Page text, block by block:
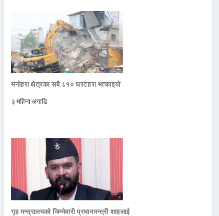
मनोहरा क्षेत्रका सबै ८१० घरटहरा भत्काइयो
३ महिना अगाडि
गृह मन्त्रालयको जिम्मेवारी प्रधानमन्त्री शाहलाई